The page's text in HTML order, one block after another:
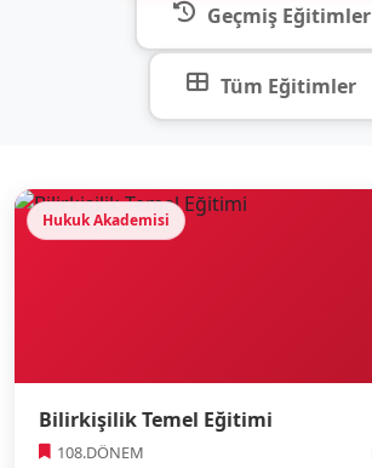
Geçmiş Eğitimler
Tüm Eğitimler
Hukuk Akademisi
Bilirkişilik Temel Eğitimi
108.DÖNEM